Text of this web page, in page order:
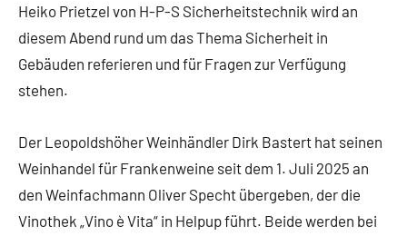
Heiko Prietzel von H-P-S Sicherheitstechnik wird an
diesem Abend rund um das Thema Sicherheit in
Gebäuden referieren und für Fragen zur Verfügung
stehen.
Der Leopoldshöher Weinhändler Dirk Bastert hat seinen
Weinhandel für Frankenweine seit dem 1. Juli 2025 an
den Weinfachmann Oliver Specht übergeben, der die
Vinothek „Vino è Vita“ in Helpup führt. Beide werden bei